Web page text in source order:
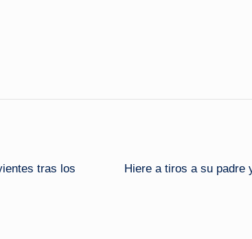
tras los
Hiere a tiros a su padre